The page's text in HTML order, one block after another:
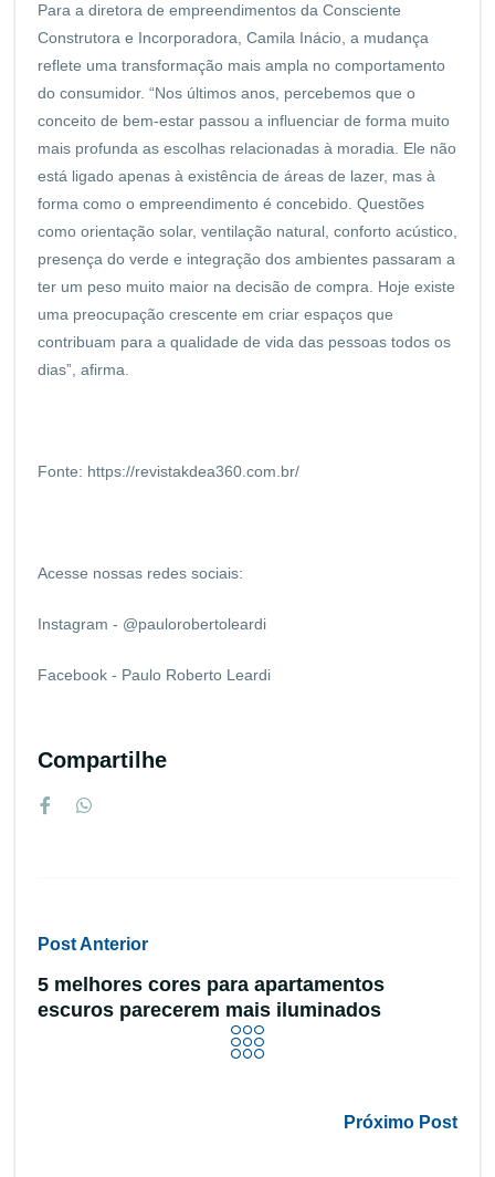
Para a diretora de empreendimentos da Consciente
Construtora e Incorporadora, Camila Inácio, a mudança
reflete uma transformação mais ampla no comportamento
do consumidor. “Nos últimos anos, percebemos que o
conceito de bem-estar passou a influenciar de forma muito
mais profunda as escolhas relacionadas à moradia. Ele não
está ligado apenas à existência de áreas de lazer, mas à
forma como o empreendimento é concebido. Questões
como orientação solar, ventilação natural, conforto acústico,
presença do verde e integração dos ambientes passaram a
ter um peso muito maior na decisão de compra. Hoje existe
uma preocupação crescente em criar espaços que
contribuam para a qualidade de vida das pessoas todos os
dias”, afirma.
Fonte: https://revistakdea360.com.br/
Acesse nossas redes sociais:
Instagram - @paulorobertoleardi
Facebook - Paulo Roberto Leardi
Compartilhe
Post Anterior
5 melhores cores para apartamentos
escuros parecerem mais iluminados
Próximo Post